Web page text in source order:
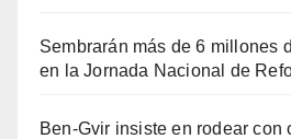
Sembrarán más de 6 millones
en la Jornada Nacional de
Ben-Gvir insiste en rodear con